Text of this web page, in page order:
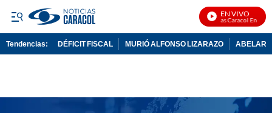
EN VIVO
Noticias Caracol En Vivo
Tendencias: DÉFICIT FISCAL MURIÓ ALFONSO LIZARAZO